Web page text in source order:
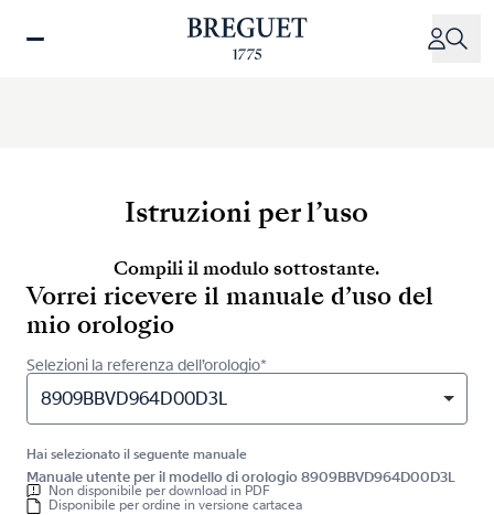
Istruzioni per l’uso
Compili il modulo sottostante.
Vorrei ricevere il manuale d’uso del
mio orologio
Selezioni la referenza dell’orologio*
8909BBVD964D00D3L
Hai selezionato il seguente manuale
Manuale utente per il modello di orologio 8909BBVD964D00D3L
Non disponibile per download in PDF
Disponibile per ordine in versione cartacea